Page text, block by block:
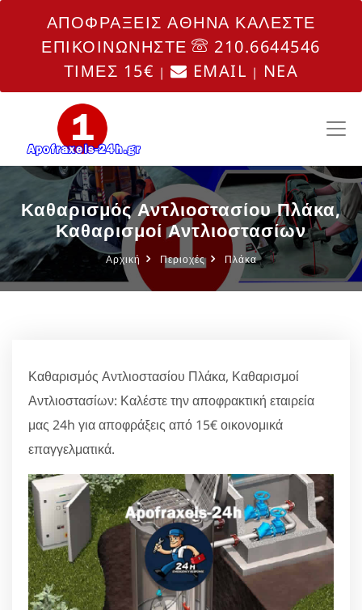
ΑΠΟΦΡΑΞΕΙΣ ΑΘΗΝΑ ΚΑΛΕΣΤΕ
ΕΠΙΚΟΙΝΩΝΗΣΤΕ
210.6644546
ΤΙΜΕΣ 15€ | EMAIL | NEA
Καθαρισμός Αντλιοστασίου Πλάκα,
Καθαρισμοί Αντλιοστασίων
Αρχική Περιοχές Πλάκα
Καθαρισμός Αντλιοστασίου Πλάκα, Καθαρισμοί
Αντλιοστασίων: Καλέστε την αποφρακτική εταιρεία
μας 24h για αποφράξεις από 15€ οικονομικά
επαγγελματικά.